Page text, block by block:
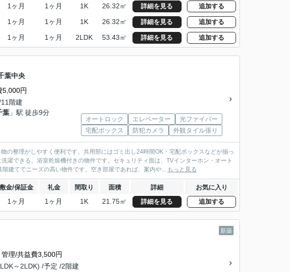
1ヶ月 1ヶ月 1K 26.32㎡ 詳細を見る 追加する
1ヶ月 1ヶ月 1K 26.32㎡ 詳細を見る 追加する
1ヶ月 1ヶ月 2LDK 53.43㎡ 詳細を見る 追加する
葉中央
5,000円
階建
葉 」駅 徒歩9分
オートロック エレベーター
光ファイバー
宅配ボックス
防犯カメラ 外観タイル張り
の整理がしやすく便利です。共用部にはゴミ出し24時間OK・宅配ボックスなどが揃っ
濯できる、浴室乾燥機付きの物件です。セキュリティ面は、TVインターホン・オート
建てでニーズの高い物件です。空き部屋であれば、案内や... もっと見る
敷金/保証金 礼金 間取り 面積 詳細 お気に入り
1ヶ月 1ヶ月 1K 21.75㎡ 詳細を見る 追加する
新築
管理/共益費3,500円
～2LDK) /予定 /2階建